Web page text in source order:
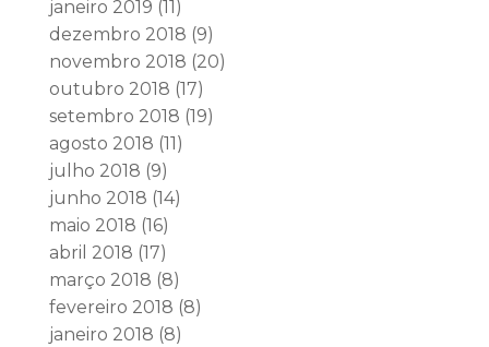
janeiro 2019 (11)
dezembro 2018 (9)
novembro 2018 (20)
outubro 2018 (17)
setembro 2018 (19)
agosto 2018 (11)
julho 2018 (9)
junho 2018 (14)
maio 2018 (16)
abril 2018 (17)
março 2018 (8)
fevereiro 2018 (8)
janeiro 2018 (8)